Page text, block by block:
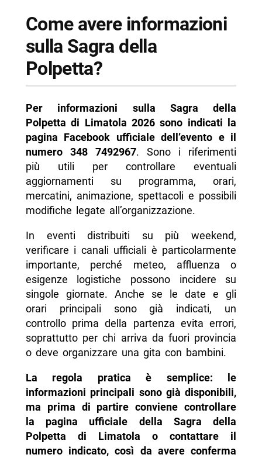
Come avere informazioni
sulla Sagra della
Polpetta?
Per informazioni sulla Sagra della
Polpetta di Limatola 2026 sono indicati la
pagina Facebook ufficiale dell’evento e il
numero 348 7492967. Sono i riferimenti
più utili per controllare eventuali
aggiornamenti su programma, orari,
mercatini, animazione, spettacoli e possibili
modifiche legate all’organizzazione.
In eventi distribuiti su più weekend,
verificare i canali ufficiali è particolarmente
importante, perché meteo, affluenza o
esigenze logistiche possono incidere su
singole giornate. Anche se le date e gli
orari principali sono già indicati, un
controllo prima della partenza evita errori,
soprattutto per chi arriva da fuori provincia
o deve organizzare una gita con bambini.
La regola pratica è semplice: le
informazioni principali sono già disponibili,
ma prima di partire conviene controllare
la pagina ufficiale della Sagra della
Polpetta di Limatola o contattare il
numero indicato, così da avere conferma